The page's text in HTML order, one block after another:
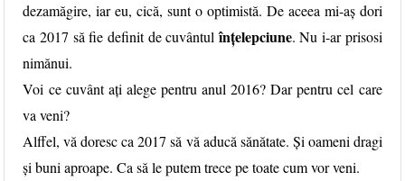
dezamăgire, iar eu, cică, sunt o optimistă. De aceea mi-aș dori
ca 2017 să fie definit de cuvântulînțelepciune. Nu i-ar prisosi
nimănui.
Voi ce cuvânt ați alege pentru anul 2016? Dar pentru cel care
va veni?
Alffel, vă doresc ca 2017 să vă aducă sănătate. Și oameni dragi
și buni aproape. Ca să le putem trece pe toate cum vor veni.